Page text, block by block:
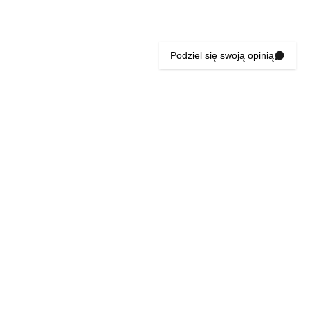
Podziel się swoją opinią